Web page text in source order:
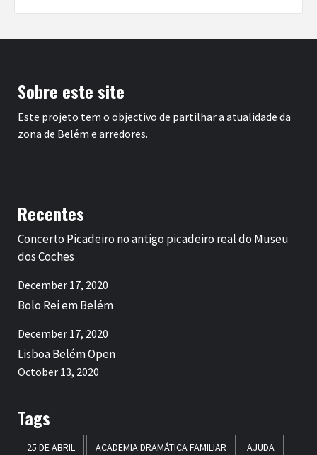
Sobre este site
Este projeto tem o objectivo de partilhar a atualidade da
zona de Belém e arredores.
Recentes
Concerto Picadeiro no antigo picadeiro real do Museu
dos Coches
December 17, 2020
Bolo Rei em Belém
December 17, 2020
Lisboa Belém Open
October 13, 2020
Tags
25 DE ABRIL ACADEMIA DRAMÁTICA FAMILIAR AJUDA